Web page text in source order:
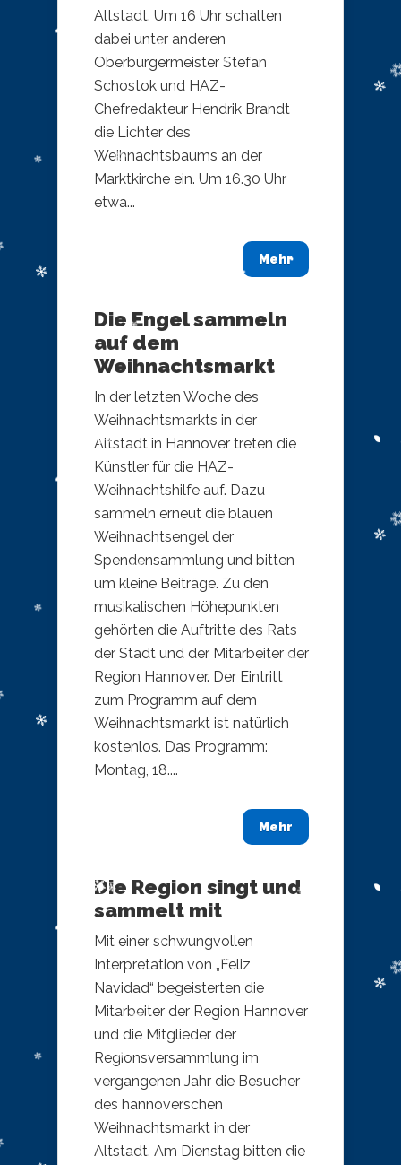
Altstadt. Um 16 Uhr schalten
dabei unter anderen
Oberbürgermeister Stefan
Schostok und HAZ-
Chefredakteur Hendrik Brandt
die Lichter des
Weihnachtsbaums an der
Marktkirche ein. Um 16.30 Uhr
etwa...
Mehr
Die Engel sammeln
auf dem
Weihnachtsmarkt
In der letzten Woche des
Weihnachtsmarkts in der
Altstadt in Hannover treten die
Künstler für die HAZ-
Weihnachtshilfe auf. Dazu
sammeln erneut die blauen
Weihnachtsengel der
Spendensammlung und bitten
um kleine Beiträge. Zu den
musikalischen Höhepunkten
gehörten die Auftritte des Rats
der Stadt und der Mitarbeiter der
Region Hannover. Der Eintritt
zum Programm auf dem
Weihnachtsmarkt ist natürlich
kostenlos. Das Programm:
Montag, 18....
Mehr
Die Region singt und
sammelt mit
Mit einer schwungvollen
Interpretation von „Feliz
Navidad“ begeisterten die
Mitarbeiter der Region Hannover
und die Mitglieder der
Regionsversammlung im
vergangenen Jahr die Besucher
des hannoverschen
Weihnachtsmarkt in der
Altstadt. Am Dienstag bitten die